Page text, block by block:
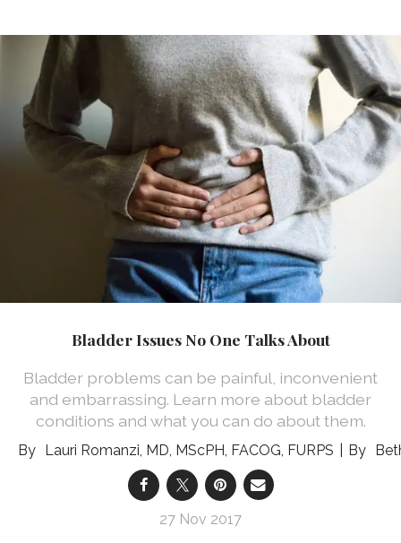
Bladder Issues No One Talks About
Bladder problems can be painful, inconvenient
and embarrassing. Learn more about bladder
conditions and what you can do about them.
Lauri Romanzi, MD, MScPH, FACOG, FURPS
27 Nov 2017